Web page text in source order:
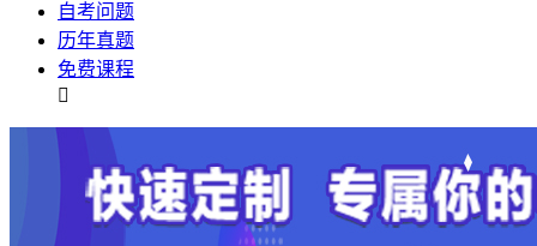
自考问题
历年真题
免费课程
